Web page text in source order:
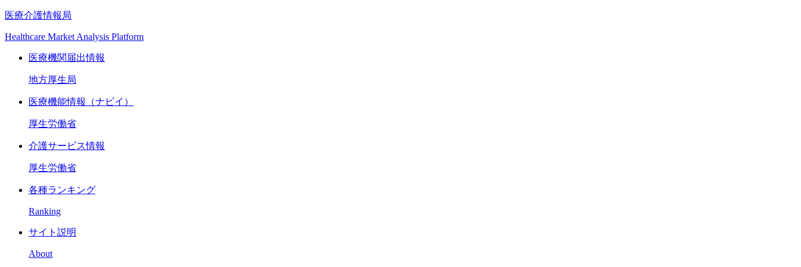
医療介護情報局
Healthcare Market Analysis Platform
医療機関届出情報
地方厚生局
医療機能情報（ナビイ）
厚生労働省
介護サービス情報
厚生労働省
各種ランキング
Ranking
サイト説明
About